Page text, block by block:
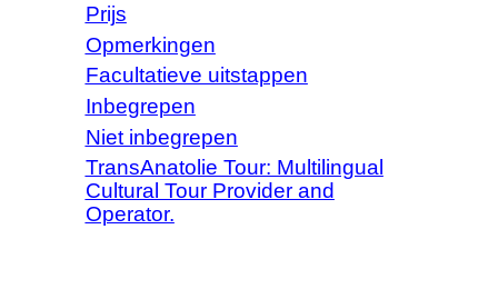
Prijs
Opmerkingen
Facultatieve uitstappen
Inbegrepen
Niet inbegrepen
TransAnatolie Tour: Multilingual
Cultural Tour Provider and
Operator.